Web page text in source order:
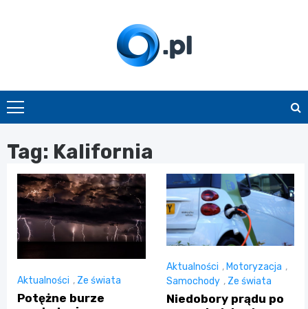
O.pl
Tag: Kalifornia
Aktualności , Ze świata
Potężne burze
Aktualności , Motoryzacja ,
Samochody , Ze świata
Niedobory prądu po